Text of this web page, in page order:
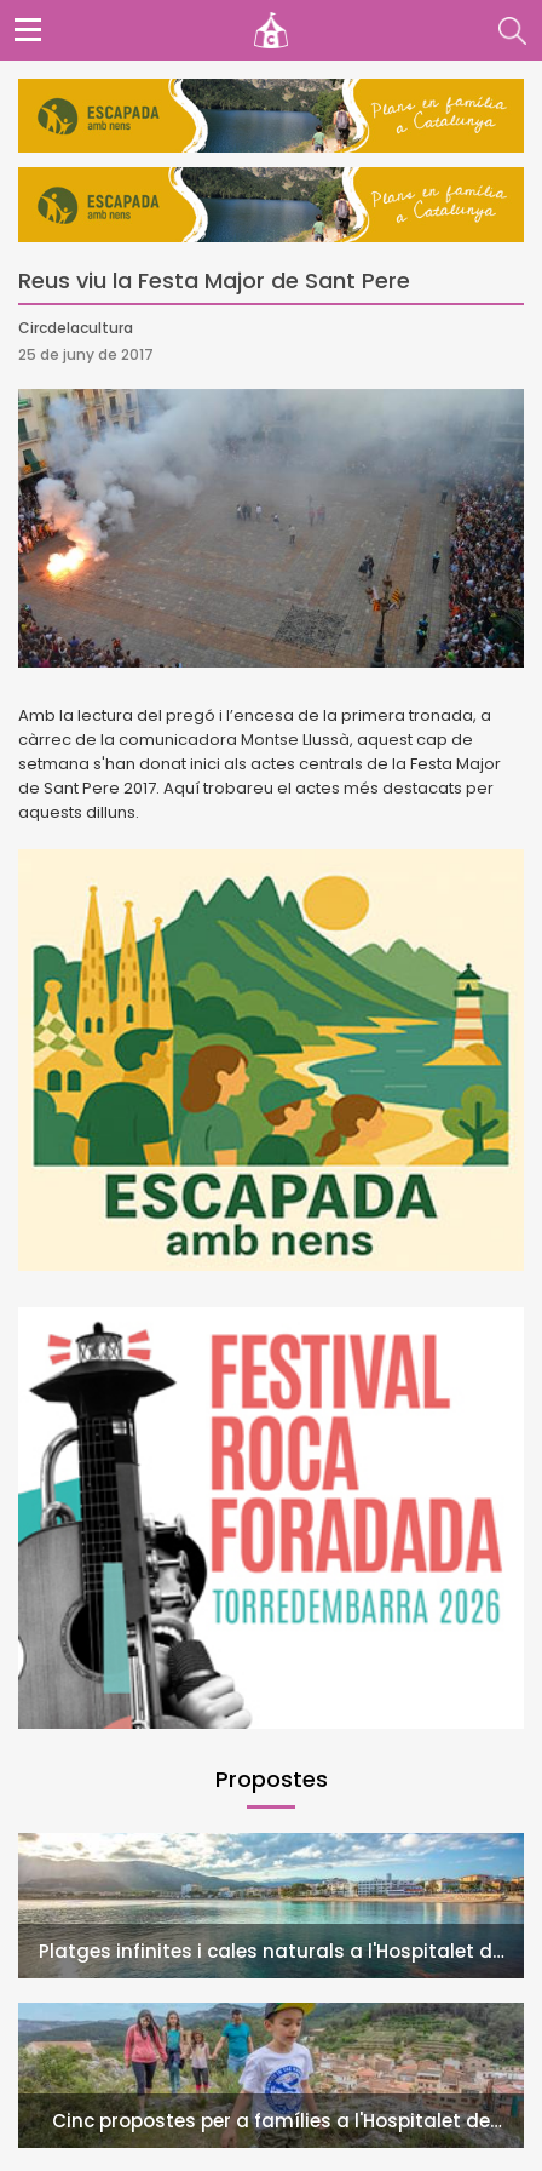
Reus viu la Festa Major de Sant Pere
Circdelacultura
25 de juny de 2017
Amb la lectura del pregó i l’encesa de la primera tronada, a
càrrec de la comunicadora Montse Llussà, aquest cap de
setmana s'han donat inici als actes centrals de la Festa Major
de Sant Pere 2017. Aquí trobareu el actes més destacats per
aquests dilluns.
Propostes
Platges infinites i cales naturals a l'Hospitalet de
l'Infant i la Vall de Llors
Cinc propostes per a famílies a l'Hospitalet de
l'Infant i la Vall de Llors